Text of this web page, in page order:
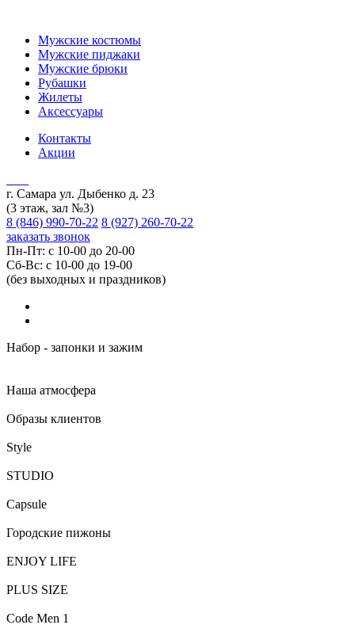
Мужские костюмы
Мужские пиджаки
Мужские брюки
Рубашки
Жилеты
Аксессуары
Контакты
Акции
г. Самара ул. Дыбенко д. 23
(3 этаж, зал №3)
8 (846) 990-70-22 8 (927) 260-70-22
заказать звонок
Пн-Пт: с 10-00 до 20-00
Сб-Вс: с 10-00 до 19-00
(без выходных и праздников)
Набор - запонки и зажим
Наша атмосфера
Образы клиентов
Style
STUDIO
Capsule
Городские пижоны
ENJOY LIFE
PLUS SIZE
Code Men 1